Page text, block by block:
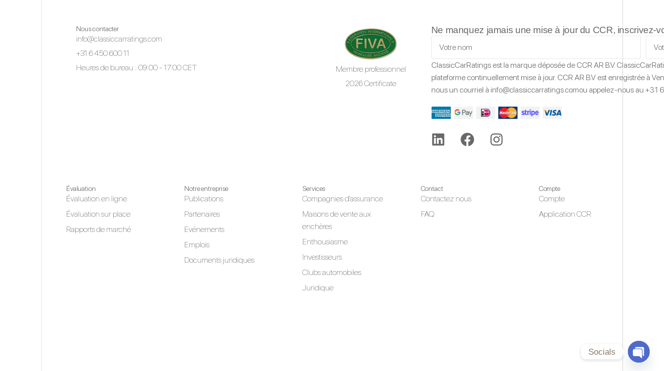
Nous contacter
info@classiccarratings.com
+31 6 450 600 11
Heures de bureau : 09:00 - 17:00 CET
Membre professionnel
2026 Certificate
Ne manquez jamais une mise à jour du CCR, inscrivez-
ClassicCarRatings est la marque déposée de CCR AR B.V.
plateforme continuellement mise à jour. CCR AR B.V est enregistrée à
nous un courriel à info@classiccarratings.comou appelez-nous au +31
Évaluation
Évaluation en ligne
Évaluation sur place
Rapports de marché
Notre entreprise
Publications
Partenaires
Evénements
Emplois
Documents juridiques
Services
Compagnies d'assurance
Maisons de vente aux
enchères
Enthousiasme
Investisseurs
Clubs automobiles
Juridique
Contact
Contactez nous
FAQ
Compte
Compte
Application CCR
Socials